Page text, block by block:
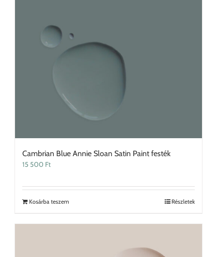
Cambrian Blue Annie Sloan Satin Paint festék
15 500 Ft
Kosárba teszem Részletek